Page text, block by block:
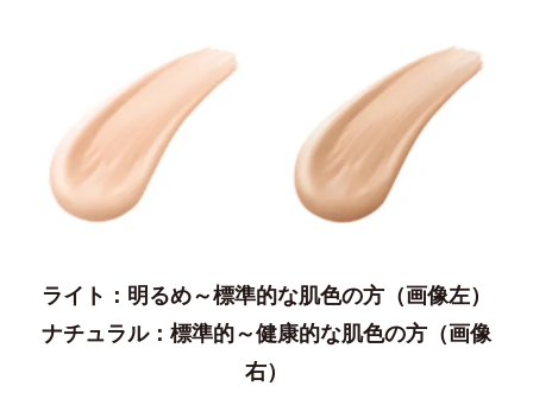
ライト：明るめ～標準的な肌色の方（画像左）
ナチュラル：​標準的～健康的な肌色の方（画像
右）